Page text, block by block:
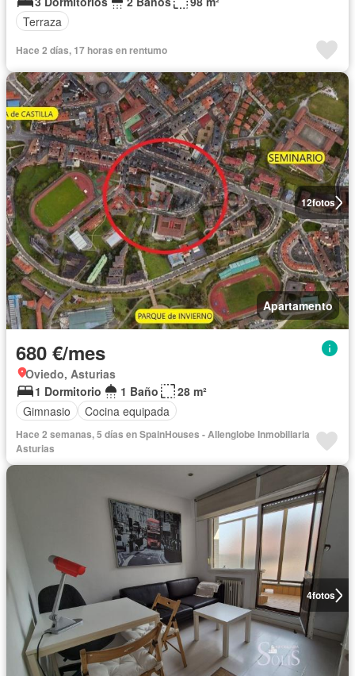
Terraza
Hace 2 días, 17 horas en rentumo
12fotos
Apartamento
680 €/mes
Oviedo, Asturias
1 Dormitorio
1 Baño
28 m²
Gimnasio
Cocina equipada
Hace 2 semanas, 5 días en SpainHouses - Allenglobe Inmobiliaria
Asturias
4fotos